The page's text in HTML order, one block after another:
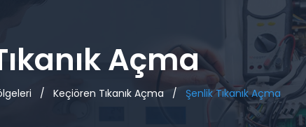
Açma
/ Keçiören Tıkanık Açma / Şenlik Tıkanık Açma